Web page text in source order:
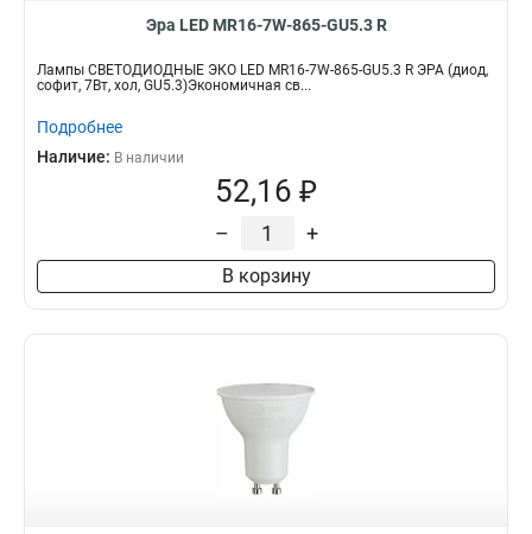
Эра LED MR16-7W-865-GU5.3 R
Лампы СВЕТОДИОДНЫЕ ЭКО LED MR16-7W-865-GU5.3 R ЭРА (диод,
софит, 7Вт, хол, GU5.3)Экономичная св...
Подробнее
Наличие: В наличии
52,16 ₽
– +
В корзину